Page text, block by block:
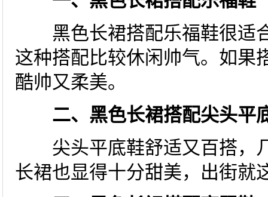
黑色长裙搭配乐福鞋很适
这种搭配比较休闲帅气。如果
酷帅又柔美。
二、黑色长裙搭配尖头平
尖头平底鞋舒适又百搭，
长裙也显得十分甜美，出街就